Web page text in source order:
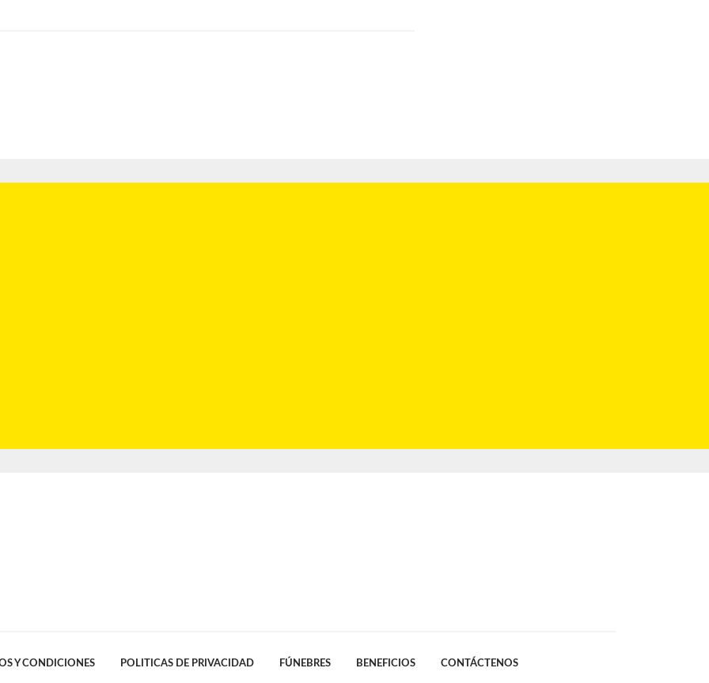
Y CONDICIONES POLITICAS DE PRIVACIDAD FÚNEBRES BENEFICIOS CONTÁCTENOS